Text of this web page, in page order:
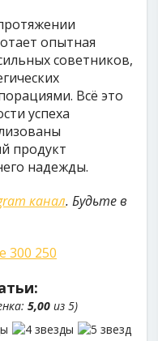
опытная
советников,
Всё это
успеха
продукт
надежды.
канал. Будьте в
5,00из 5)